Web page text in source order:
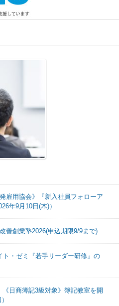
雇用協会》『新入社員フォローア
年9月10日(木)）
善創業塾2026(申込期限9/9まで)
・ゼミ『若手リーダー研修』の
《日商簿記3級対象》簿記教室を開